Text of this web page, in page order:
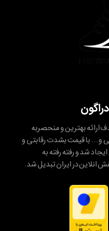
در شهریور ۱۳۹۴ با هدف ارائه بهترین و منحصربه
و... با قیمت بشدت رقابتی و
شد و رفته رفته به
انلاین در ایران تبدیل شد.